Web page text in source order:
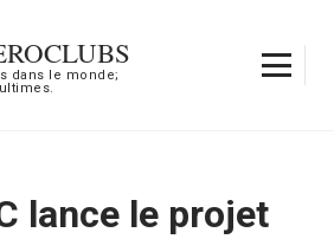
dans le monde;
lance le projet